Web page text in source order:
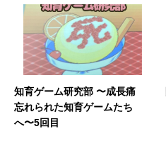
知育ゲーム研究部 〜成長痛
忘れられた知育ゲームたち
へ〜5回目